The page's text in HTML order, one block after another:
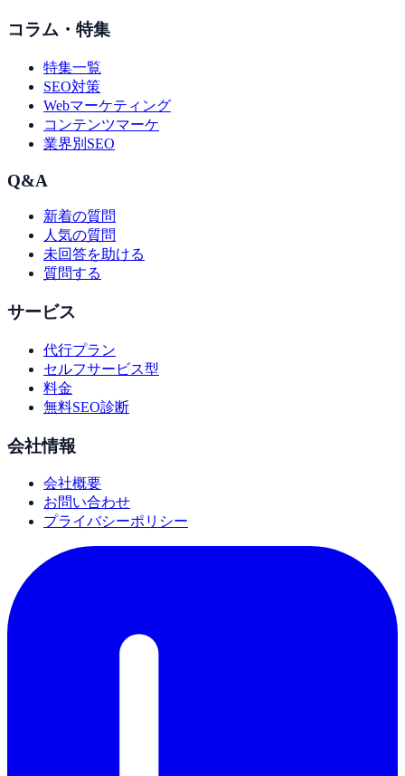
コラム・特集
特集一覧
SEO対策
Webマーケティング
コンテンツマーケ
業界別SEO
Q&A
新着の質問
人気の質問
未回答を助ける
質問する
サービス
代行プラン
セルフサービス型
料金
無料SEO診断
会社情報
会社概要
お問い合わせ
プライバシーポリシー